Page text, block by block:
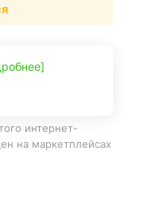
интернет-
на маркетплейсах